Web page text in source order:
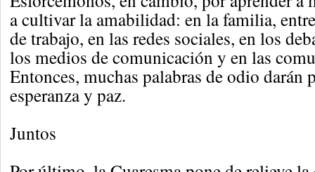
a cultivar la amabilidad: en la familia,
de trabajo, en las redes sociales, en los
los medios de comunicación y en las
Entonces, muchas palabras de odio darán
esperanza y paz.
Juntos